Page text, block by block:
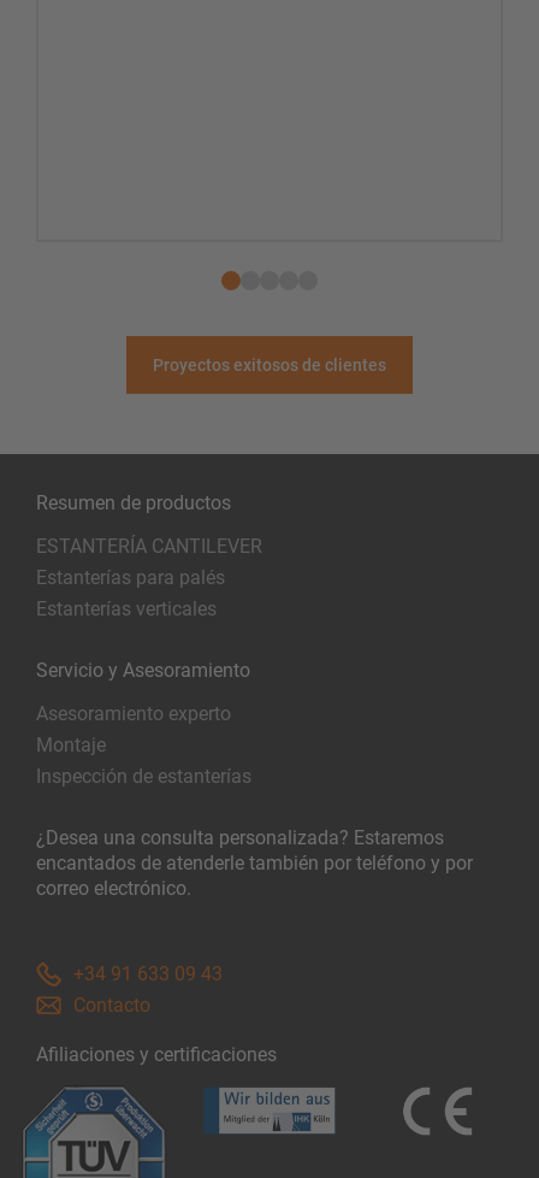
Proyectos exitosos de clientes
Resumen de productos
ESTANTERÍA CANTILEVER
Estanterías para palés
Estanterías verticales
Servicio y Asesoramiento
Asesoramiento experto
Montaje
Inspección de estanterías
¿Desea una consulta personalizada? Estaremos
encantados de atenderle también por teléfono y por
correo electrónico.
+34 91 633 09 43
Contacto
Afiliaciones y certificaciones